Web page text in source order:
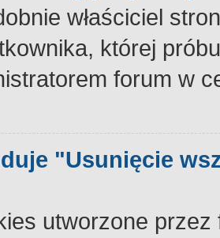
właściciel
której
forum w
"Usunięcie
utworzone